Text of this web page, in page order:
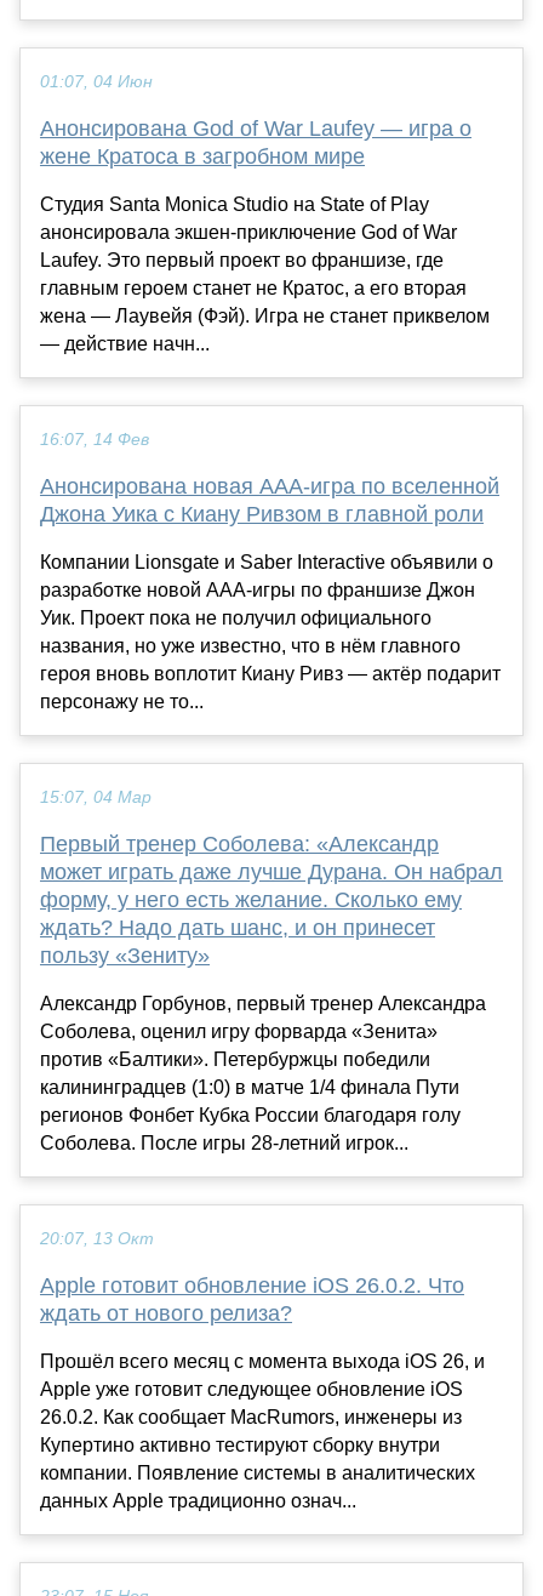
01:07, 04 Июн
Анонсирована God of War Laufey — игра о
жене Кратоса в загробном мире
Студия Santa Monica Studio на State of Play
анонсировала экшен-приключение God of War
Laufey. Это первый проект во франшизе, где
главным героем станет не Кратос, а его вторая
жена — Лаувейя (Фэй). Игра не станет приквелом
— действие начн...
16:07, 14 Фев
Анонсирована новая AAA-игра по вселенной
Джона Уика с Киану Ривзом в главной роли
Компании Lionsgate и Saber Interactive объявили о
разработке новой AAA-игры по франшизе Джон
Уик. Проект пока не получил официального
названия, но уже известно, что в нём главного
героя вновь воплотит Киану Ривз — актёр подарит
персонажу не то...
15:07, 04 Мар
Первый тренер Соболева: «Александр
может играть даже лучше Дурана. Он набрал
форму, у него есть желание. Сколько ему
ждать? Надо дать шанс, и он принесет
пользу «Зениту»
Александр Горбунов, первый тренер Александра
Соболева, оценил игру форварда «Зенита»
против «Балтики». Петербуржцы победили
калининградцев (1:0) в матче 1/4 финала Пути
регионов Фонбет Кубка России благодаря голу
Соболева. После игры 28-летний игрок...
20:07, 13 Окт
Apple готовит обновление iOS 26.0.2. Что
ждать от нового релиза?
Прошёл всего месяц с момента выхода iOS 26, и
Apple уже готовит следующее обновление iOS
26.0.2. Как сообщает MacRumors, инженеры из
Купертино активно тестируют сборку внутри
компании. Появление системы в аналитических
данных Apple традиционно означ...